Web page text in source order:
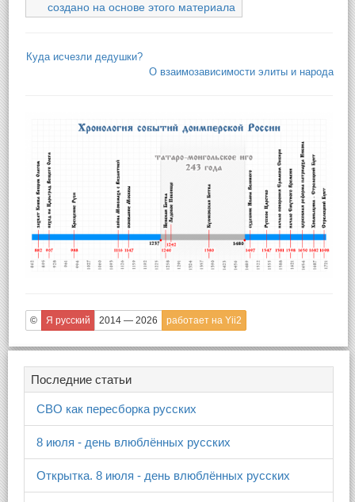
создано на основе этого материала
Куда исчезли дедушки?
О взаимозависимости элиты и народа
© Я русский 2014 — 2026 работает на Yii2
Последние статьи
СВО как пересборка русских
8 июля - день влюблённых русских
Открытка. 8 июля - день влюблённых русских